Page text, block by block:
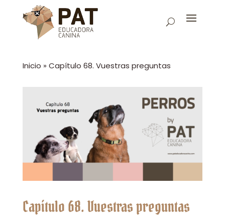
Inicio » Capítulo 68. Vuestras preguntas
Capítulo 68. Vuestras preguntas